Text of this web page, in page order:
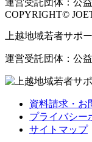
運営受託団体：公
COPYRIGHT©
上越地域若者サ
運営受託団体：公
資料請求・お
プライバシー
サイトマップ